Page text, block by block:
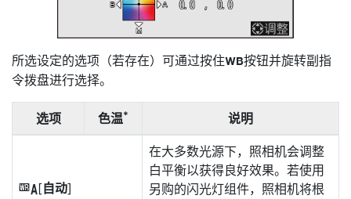
所选设定的选项（若存在）可通过按住U按钮并旋转副指
令拨盘进行选择。
选项 色温* 说明
4[自动]
在大多数光源下，照相机会调整
白平衡以获得良好效果。若使用
另购的闪光灯组件，照相机将根